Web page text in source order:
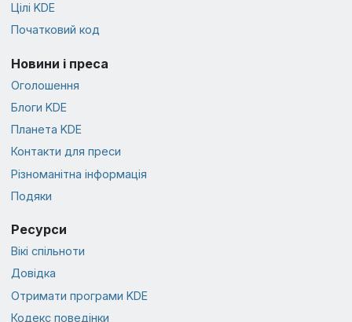
Цілі KDE
Початковий код
Новини і преса
Оголошення
Блоги KDE
Планета KDE
Контакти для преси
Різноманітна інформація
Подяки
Ресурси
Вікі спільноти
Довідка
Отримати програми KDE
Кодекс поведінки